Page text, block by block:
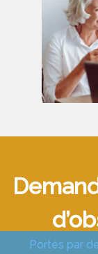
Portés par